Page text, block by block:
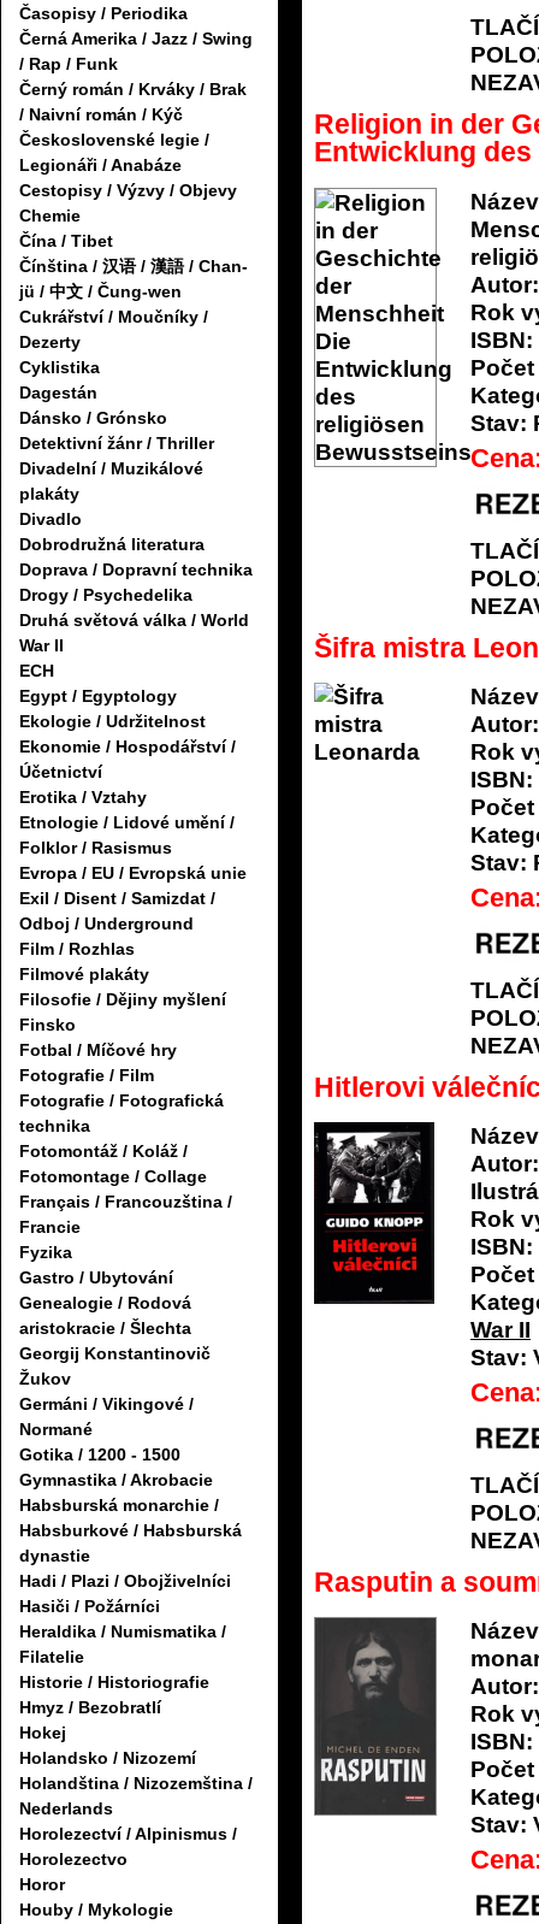
Časopisy / Periodika
Černá Amerika / Jazz / Swing
/ Rap / Funk
Černý román / Krváky / Brak
/ Naivní román / Kýč
Československé legie /
Legionáři / Anabáze
Cestopisy / Výzvy / Objevy
Chemie
Čína / Tibet
Čínština / 汉语 / 漢語 / Chan-
jü / 中文 / Čung-wen
Cukrářství / Moučníky /
Dezerty
Cyklistika
Dagestán
Dánsko / Grónsko
Detektivní žánr / Thriller
Divadelní / Muzikálové
plakáty
Divadlo
Dobrodružná literatura
Doprava / Dopravní technika
Drogy / Psychedelika
Druhá světová válka / World
War II
ECH
Egypt / Egyptology
Ekologie / Udržitelnost
Ekonomie / Hospodářství /
Účetnictví
Erotika / Vztahy
Etnologie / Lidové umění /
Folklor / Rasismus
Evropa / EU / Evropská unie
Exil / Disent / Samizdat /
Odboj / Underground
Film / Rozhlas
Filmové plakáty
Filosofie / Dějiny myšlení
Finsko
Fotbal / Míčové hry
Fotografie / Film
Fotografie / Fotografická
technika
Fotomontáž / Koláž /
Fotomontage / Collage
Français / Francouzština /
Francie
Fyzika
Gastro / Ubytování
Genealogie / Rodová
aristokracie / Šlechta
Georgij Konstantinovič
Žukov
Germáni / Vikingové /
Normané
Gotika / 1200 - 1500
Gymnastika / Akrobacie
Habsburská monarchie /
Habsburkové / Habsburská
dynastie
Hadi / Plazi / Obojživelníci
Hasiči / Požárníci
Heraldika / Numismatika /
Filatelie
Historie / Historiografie
Hmyz / Bezobratlí
Hokej
Holandsko / Nizozemí
Holandština / Nizozemština /
Nederlands
Horolezectví / Alpinismus /
Horolezectvo
Horor
Houby / Mykologie
Religion in der
Entwicklung
Autor:
Rok
ISBN:
Stav:
Šifra mistra
Autor:
Rok
ISBN:
Stav:
Hitlerovi
Autor:
Rok
ISBN:
War II
Stav:
Rasputin a
Autor:
Rok
ISBN:
Stav: